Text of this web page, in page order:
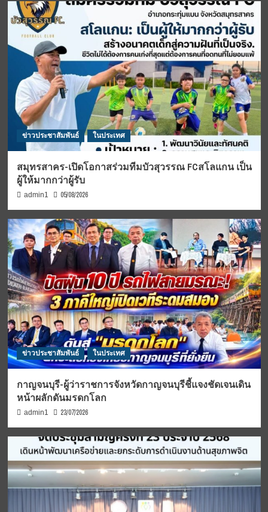
ข่าวประชาสัมพันธ์ ในประเทศ
สมุทรสาคร-เปิดโอกาสร่วมทีมบัวสุวรรณ FCสโลแกน เป็น
ผู้ให้มากกว่าผู้รับ
admin1 05/08/2026
ข่าวประชาสัมพันธ์ ในประเทศ
กาญจนบุรี-ผู้ว่าราชการจังหวัดกาญจนบุรีชี้แจงชัดเจนเดิน
หน้าผลักดันมรดกโลก
admin1 23/07/2026